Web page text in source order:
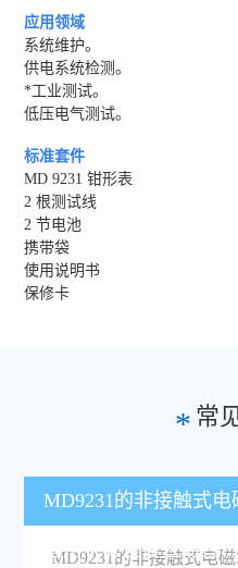
应用领域
系统维护。
供电系统检测。
*工业测试。
低压电气测试。
标准套件
MD 9231 钳形表
2 根测试线
2 节电池
携带袋
使用说明书
保修卡
* 常
MD9231的非接触式电
适用于哪些排查场景
MD9231的非接触式电